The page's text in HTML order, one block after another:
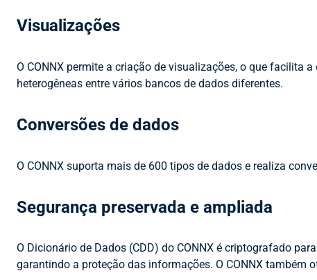
Visualizações
O CONNX permite a criação de visualizações, o que facilita
heterogêneas entre vários bancos de dados diferentes.
Conversões de dados
O CONNX suporta mais de 600 tipos de dados e realiza
Segurança preservada e ampliada
O Dicionário de Dados (CDD) do CONNX é criptografado
garantindo a proteção das informações. O CONNX também